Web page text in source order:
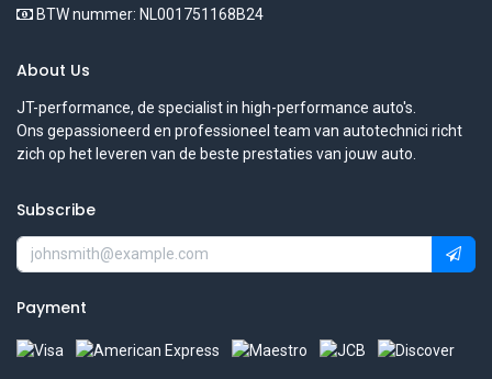
BTW nummer: NL001751168B24
About Us
JT-performance, de specialist in high-performance auto's.
Ons gepassioneerd en professioneel team van autotechnici richt
zich op het leveren van de beste prestaties van jouw auto.
Subscribe
Payment